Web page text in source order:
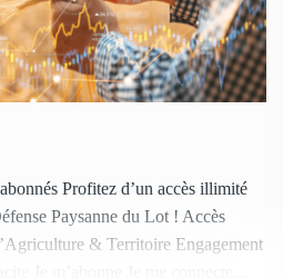
Profitez d’un accès illimité
Paysanne du Lot ! Accès
& Territoire Engagement